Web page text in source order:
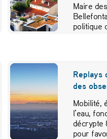
Maire
politique
Replays
des
Mobilité,
l’eau,
décrypte
pour